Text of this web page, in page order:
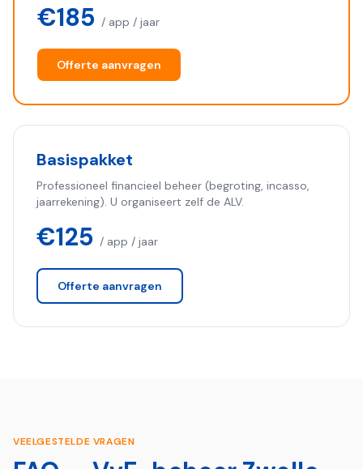
€185 / app / jaar
Offerte aanvragen
Basispakket
Professioneel financieel beheer (begroting, incasso,
jaarrekening). U organiseert zelf de ALV.
€125 / app / jaar
Offerte aanvragen
VEELGESTELDE VRAGEN